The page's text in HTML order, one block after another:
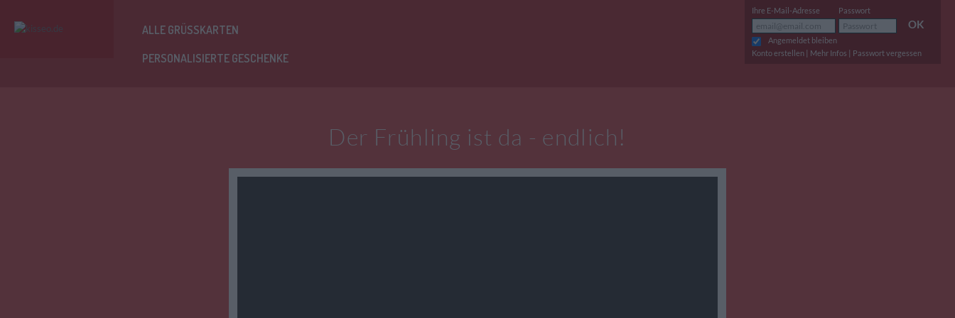
ALLE GRÜSSKARTEN
PERSONALISIERTE GESCHENKE
Ihre E-Mail-Adresse Passwort
OK
Angemeldet bleiben
Konto erstellen | Mehr Infos | Passwort vergessen
Der Frühling ist da - endlich!